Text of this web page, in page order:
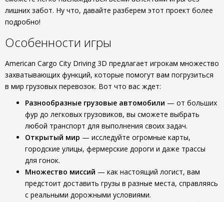
лишних забот. Ну что, давайте разберем этот проект более
подробно!
Особенности игры
American Cargo City Driving 3D предлагает игрокам множество
захватывающих функций, которые помогут вам погрузиться
в мир грузовых перевозок. Вот что вас ждет:
Разнообразные грузовые автомобили — от больших
фур до легковых грузовиков, вы сможете выбрать
любой транспорт для выполнения своих задач.
Открытый мир — исследуйте огромные карты,
городские улицы, фермерские дороги и даже трассы
для гонок.
Множество миссий — как настоящий логист, вам
предстоит доставить грузы в разные места, справляясь
с реальными дорожными условиями.